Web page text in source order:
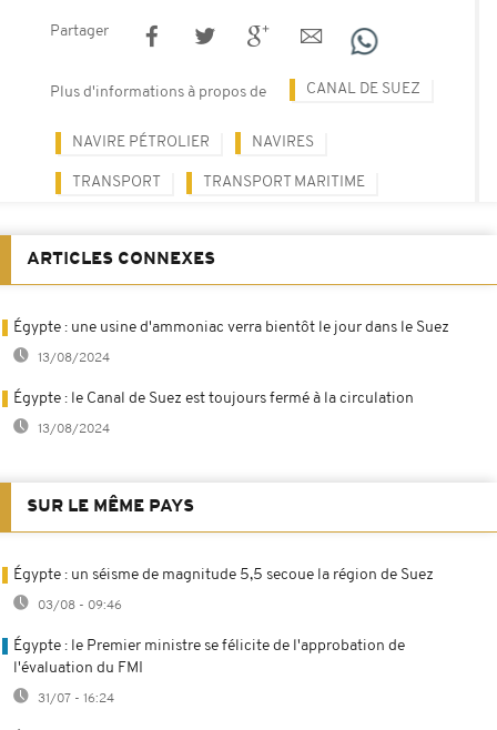
Partager
Plus d'informations à propos de CANAL DE SUEZ
NAVIRE PÉTROLIER NAVIRES
TRANSPORT TRANSPORT MARITIME
ARTICLES CONNEXES
Égypte : une usine d'ammoniac verra bientôt le jour dans le Suez
13/08/2024
Égypte : le Canal de Suez est toujours fermé à la circulation
13/08/2024
SUR LE MÊME PAYS
Égypte : un séisme de magnitude 5,5 secoue la région de Suez
03/08 - 09:46
Égypte : le Premier ministre se félicite de l'approbation de
l'évaluation du FMI
31/07 - 16:24